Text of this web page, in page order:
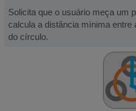
Solicita que o usuário meça um
calcula a distância mínima entre
do círculo.